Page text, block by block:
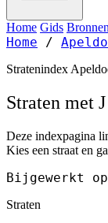
Home Gids Bronnen
Home /
Stratenindex
Straten met
Deze indexpagina
Kies een straat en
Bijgewerkt
Straten